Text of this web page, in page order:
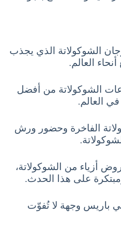
الشوكولاتة الذي يجذب
العالم.
الشوكولاتة من أفضل
العالم.
الفاخرة وحضور ورش
أزياء من الشوكولاتة،
على هذا الحدث.
باريس وجهة لا تُفوّت